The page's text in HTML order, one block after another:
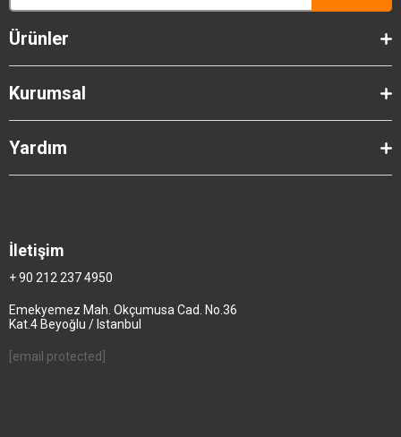
Ürünler
Kurumsal
Yardım
İletişim
+ 90 212 237 4950
Emekyemez Mah. Okçumusa Cad. No.36
Kat.4 Beyoğlu / Istanbul
[email protected]